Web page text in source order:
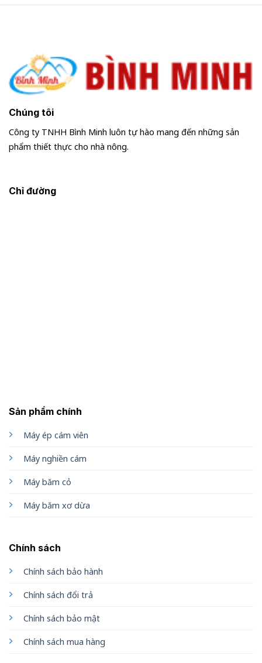
đến
Chúng tôi
Công ty TNHH Bình Minh luôn tự hào mang đến những sản
phẩm thiết thực cho nhà nông.
Sản phẩm chính
Máy ép cám viên
Máy nghiền cám
Máy băm cỏ
Máy băm xơ dừa
Chính sách
Chính sách bảo hành
Chính sách đổi trả
Chính sách bảo mật
Chính sách mua hàng
Chỉ đường